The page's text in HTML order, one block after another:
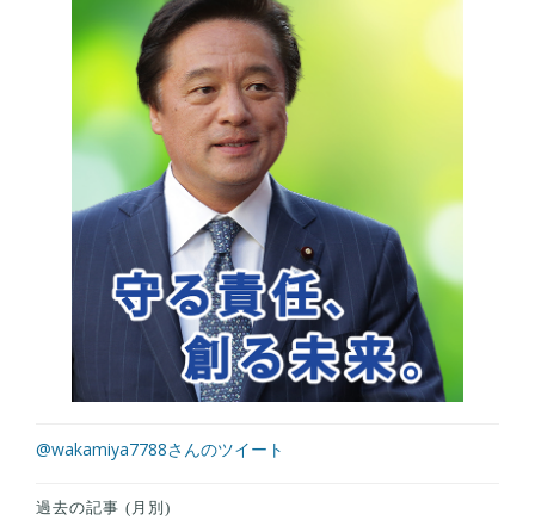
@wakamiya7788さんのツイート
過去の記事 (月別)